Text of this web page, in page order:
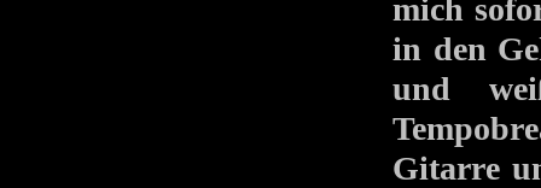
mich
in den
und
Gitarre